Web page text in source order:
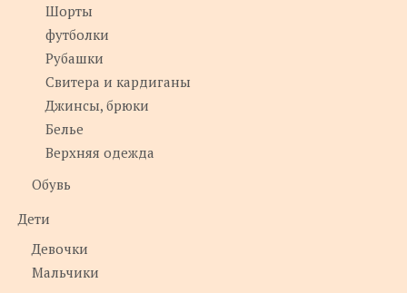
Шорты
футболки
Рубашки
Свитера и кардиганы
Джинсы, брюки
Белье
Верхняя одежда
Обувь
Дети
Девочки
Мальчики